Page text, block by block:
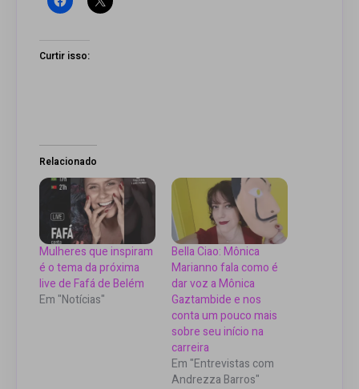
Curtir isso:
Relacionado
Mulheres que inspiram
é o tema da próxima
live de Fafá de Belém
Em "Notícias"
Bella Ciao: Mônica
Marianno fala como é
dar voz a Mônica
Gaztambide e nos
conta um pouco mais
sobre seu início na
carreira
Em "Entrevistas com
Andrezza Barros"